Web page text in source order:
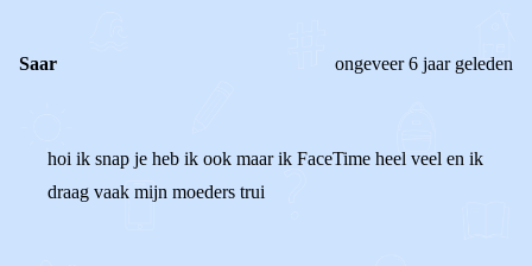
Saar ongeveer 6 jaar geleden
hoi ik snap je heb ik ook maar ik FaceTime heel veel en ik
draag vaak mijn moeders trui